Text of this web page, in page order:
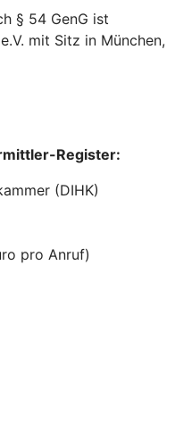
§ 54 GenG ist
mit Sitz in München,
Register:
(DIHK)
pro Anruf)